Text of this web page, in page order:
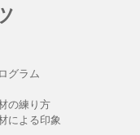
グラム
の練り方
による印象